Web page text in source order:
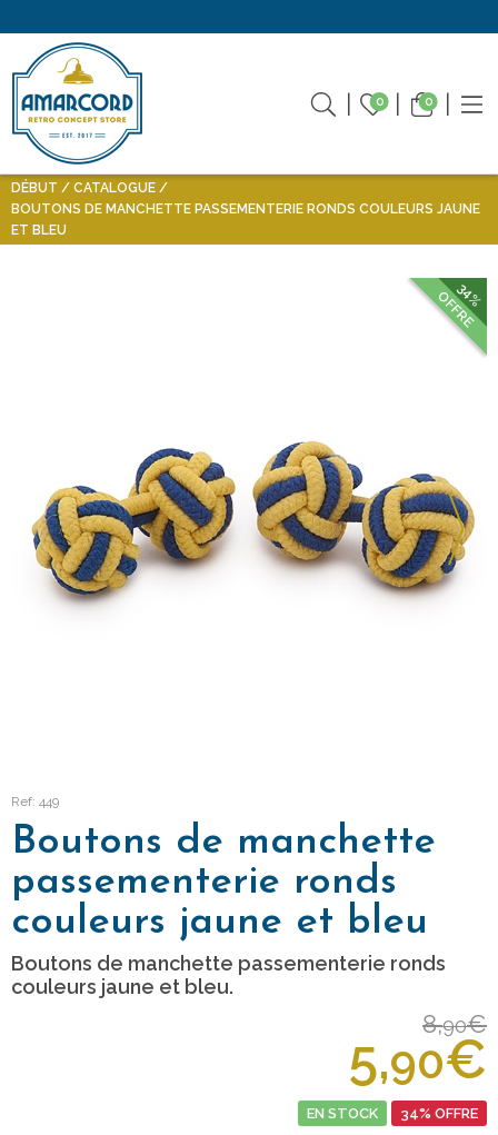
0 0
DÉBUT
CATALOGUE
BOUTONS DE MANCHETTE PASSEMENTERIE RONDS COULEURS JAUNE
ET BLEU
34%
OFFRE
Ref: 449
Boutons de manchette
passementerie ronds
couleurs jaune et bleu
Boutons de manchette passementerie ronds
couleurs jaune et bleu.
8,90€
5,90€
EN STOCK 34% OFFRE